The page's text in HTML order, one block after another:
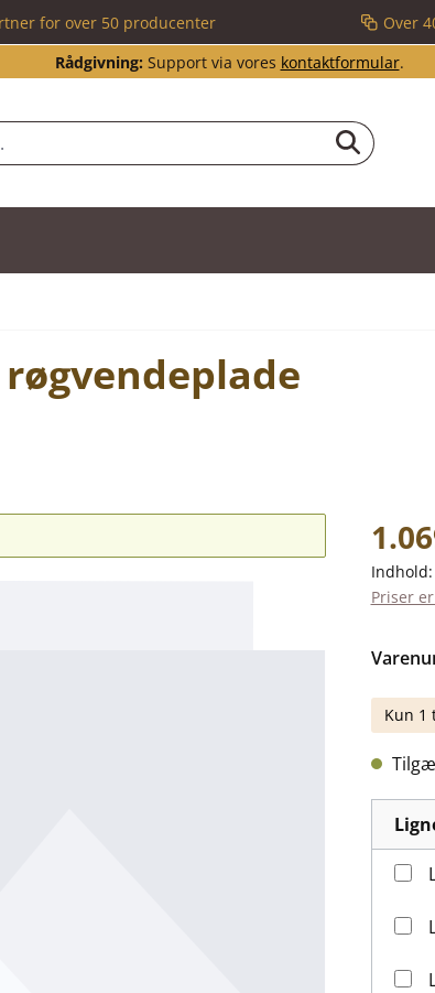
for over 50 producenter Over
Rådgivning: Support via vores kontaktformular.
Indhold:
Priser
Kun 1